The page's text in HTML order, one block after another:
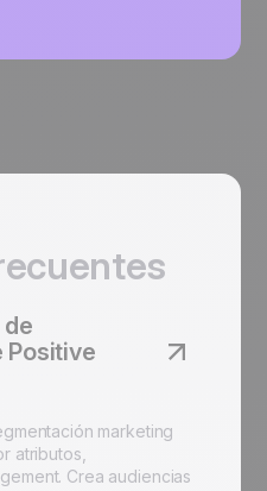
Positive
marketing
atributos,
Crea audiencias